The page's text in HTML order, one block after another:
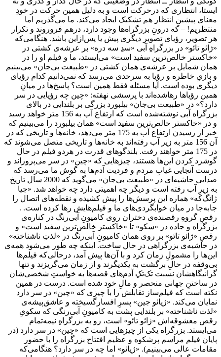
ایستا، انتظاری که درحرکت است و به دلیل همین حرکت در خودِ
معنای پیشینِ انتظار هم تشکیک ایجاد می‌کند. ما می‌گذریم اما
منتظریم! – که درونِ بزرگراه‌ها وجود دارد، درهم فروروند و تکرار
هر تصویر، رؤیای تصویر دیگری پیش یا پس‌ازاین باشد. هنگامی‌که
«ژائو تائو» در بزرگراهِ آبی «سدِ سه دره» بر عرشه‌ی کشتی در
«خاکستر خالص‌ترین سفید است» می‌ایستد، ما و فیلم او را در
همان شمایل بر عرشه‌ی همان کشتی در «طبیعت بی‌جان» می‌بینیم
و بازیِ خاطره و رؤیا به سرحدی می‌رسد که نمی‌دانیم کدام رؤیای
دیگری بوده است. آیا مسئله فقط همین است؟ پاسخ‌ها در میانِ
همین رؤیاها رهاشده‌اند با پرسشی نهفته: «چین چه رؤیایی در سر
دارد؟» در «طبیعت بی‌جان» بیلبورد بزرگی بر بلندایی در بالای
بزرگراه آبی نوشته‌شده است که ارتفاع آب به 156 متر خواهد رسید
و در «خاکستر خالص‌ترین سفید است» همان بیلبورد را می‌بینیم که
خبر از رسیدن ارتفاع آب به 175 متر می‌دهد، خانه‌ها و تاریخی که در
آن 156 متر به زیر آب رفته‌اند به خانه‌ها و تاریخی متصل می‌شوند که
در 175 متر خواهند رفت. بلندگوهای قدرت در هردو فیلم در حال
گوشزد کردن این‌ها هستند، چیزهایی که «چین» در سر می‌پروراند و
درست آنجایی غیابِ مردم و فردیت آدم‌ها به گوش ما می‌رسد که
صدایی حاشیه‌ای در «طبیعت بی‌جان» می‌گوید که 2000 سال تاریخ
به زیرِ آب رفته است و دیگر چه اهمیتی دارد چه خواهد شد. «جیا
ژانگ‌که» هماره این پرسش‌ها را پیش کشیده و نقطه‌های اتصال را
جابه‌جا در میان خوابگردی‌های ما و فیلم‌هایش رها کرده است. .
رقصِ گروهِ رقصنده‌ی دختران روی کامیونِ آبی‌رنگ در کناره‌ی
بزرگراه و جاده در «سکو» تا «خاکستر خالص‌ترین سفید است» و
رقصِ «ژائو تائو» بر روی همان کامیونِ آبی‌رنگ در «لذتِ ناشناخته»
در حاشیه‌ی بزرگراهی در حال ساخت. اینکه چه طور می‌شود همه‌ی
این‌ها را مشمولِ زمان کرد و با آن‌ها پیش آمد، درحالی‌که فیلم‌ها
بی‌وقفه در حالِ برگشت به یکدیگرند و از زمان می‌گریزند و تنها
گرانیگاهشان نسبت تک‌تکِ آدم‌های قصه‌ها به خواستِ شخصی‌شان
در ساختنِ جهانی منحصر و مالِ خود شده است. درست در همین
نکته است که فیلم‌ساز تقابلش را با چیزی که «چین» در سر دارد
نمایان می‌کند. «ژیائو جین» پسرِ افسارگسیخته و عاشق‌پیشه‌ی
«لذت ناشناخته» بر بلندایی پشت به کامیونِ آبی‌رنگی که سکویِ
رقص معشوقه‌اش «ژائو تائو» است، رو به بزرگراهِ نیمه‌تمام
می‌ایستد. بزرگراه یکی از چیزهایی است که «چین» در سر دارد (در
پایان فیلم مراسم پرشکوه و عظیم افتتاح بزرگراه را با حضور
مقامات عالی می‌بینیم). «ژیائو» اما چه در سر دارد؟ هنگامی‌که